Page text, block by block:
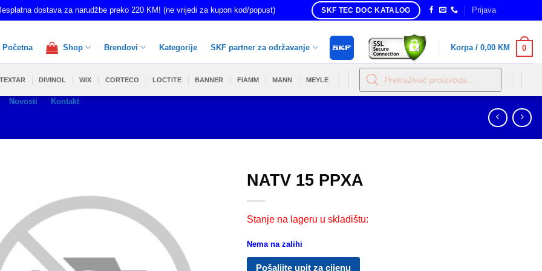
dostava za narudžbe preko 220 KM! (ne vrijedi za kupon kod/popust) SKF TEC DOC KATALOG Prijava
Početna Shop Brendovi Kategorije SKF partner za održavanje
Novosti Kontakt
Korpa / 0,00 KM 0
TEXTAR DIVINOL WIX CORTECO LOCTITE BANNER FIAMM MANN MEYLE
Products
search
NATV 15 PPXA
Stanje na lageru u skladištu:
Nema na zalihi
Pošaljite upit za cijenu